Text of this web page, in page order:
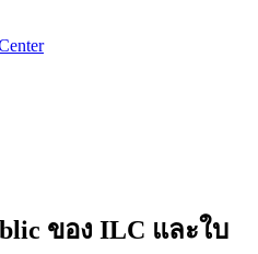
ของ ILC และใบ